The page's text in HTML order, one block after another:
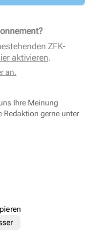
ZFK-
aktivieren.
an.
Ihre Meinung
Redaktion gerne unter